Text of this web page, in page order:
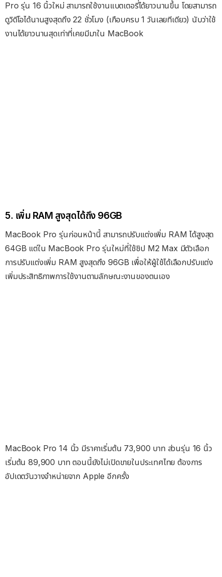
Pro รุ่น 16 นิ้วใหม่ สามารถใช้งานแบตเตอรี่ได้ยาวนานขึ้น โดยสามารถ
ดูวิดีโอได้นานสูงสุดถึง 22 ชั่วโมง (เกือบครบ 1 วันเลยทีเดียว) นับว่าใช้
งานได้ยาวนานสุดเท่าที่เคยมีมาใน MacBook
5. เพิ่ม RAM สูงสุดได้ถึง 96GB
MacBook Pro รุ่นก่อนหน้านี้ สามารถปรับแต่งเพิ่ม RAM ได้สูงสุด
64GB แต่ใน MacBook Pro รุ่นใหม่ที่ใช้ชิป M2 Max มีตัวเลือก
การปรับแต่งเพิ่ม RAM สูงสุดถึง 96GB เพื่อให้ผู้ใช้ได้เลือกปรับแต่ง
เพิ่มประสิทธิภาพการใช้งานตามลักษณะงานของตนเอง
MacBook Pro 14 นิ้ว มีราคาเริ่มต้น 73,900 บาท ส่วนรุ่น 16 นิ้ว
เริ่มต้น 89,900 บาท ตอนนี้ยังไม่เปิดขายในประเทศไทย ต้องการ
อัปเดตวันวางจำหน่ายจาก Apple อีกครั้ง